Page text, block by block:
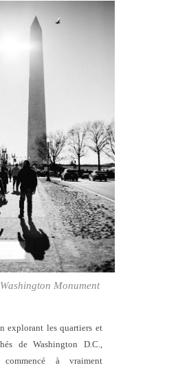
Monument
explorant les quartiers et
de Washington D.C.,
à vraiment